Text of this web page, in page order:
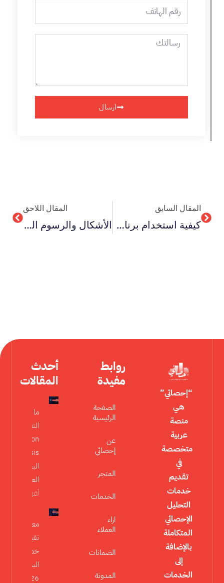
الهاتف
رسالتك
ارسال
المقال السابق
كيفية استخدام برنامج Spss للمبتدئين 3 طرق فعالة
المقال اللاحق
الأشكال والرسوم البيانية في التحليل الإحصائي 5 أسرار
“إحصائي”
هي
منصة
عربية
متخصصة
في
تقديم
خدمات
التحليل
الإحصائي
المتكاملة
بالإضافة
إلى
الخدمات
روابط
مفيدة
الصفحة
الرئيسية
عن
إحصائي
المتجر
الخدمات
اراء
العملاء
الضمانات
المدونة
أحدث
المقالات
ما هو تحليل
التعديل
Moderation
البحث
العلمي؟
أقرأ المزيد »
معايير
تقييم
خطة
البحث